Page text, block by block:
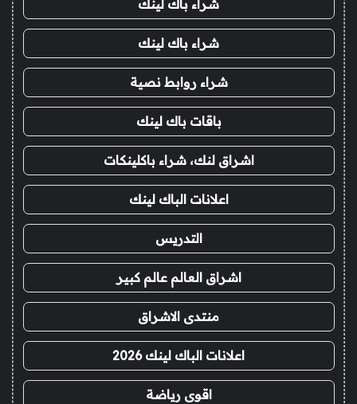
شراء باك لينك
شراء باك لينك
شراء روابط نصية
باقات باك لينك
اشراق لنك، شراء باكلينكات
اعلانات الباك لينك
التدريس
اشراق العالم عالم كبير
منتدى الاشراق
اعلانات الباك لينك 2026
اقوى رياضة